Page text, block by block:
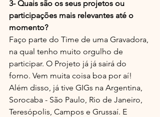
3- Quais são os seus projetos ou
participações mais relevantes até o
momento?
Faço parte do Time de uma Gravadora,
na qual tenho muito orgulho de
participar. O Projeto já já sairá do
forno. Vem muita coisa boa por aí!
Além disso, já tive GIGs na Argentina,
Sorocaba - São Paulo, Rio de Janeiro,
Teresópolis, Campos e Grussaí. E